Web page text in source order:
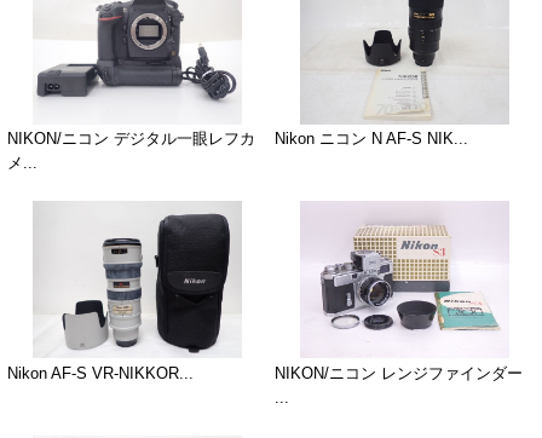
NIKON/ニコン デジタル一眼レフカ
メ...
Nikon ニコン N AF-S NIK...
Nikon AF-S VR-NIKKOR...
NIKON/ニコン レンジファインダー